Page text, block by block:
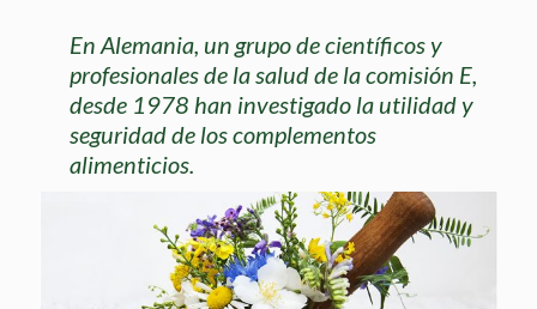
En Alemania, un grupo de científicos y
profesionales de la salud de la comisión E,
desde 1978 han investigado la utilidad y
seguridad de los complementos
alimenticios.